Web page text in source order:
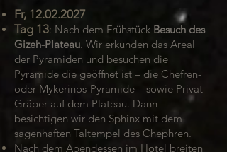
Fr, 12.02.2027
Tag 13: Nach dem Frühstück Besuch des
Gizeh-Plateau. Wir erkunden das Areal
der Pyramiden und besuchen die
Pyramide die geöffnet ist – die Chefren-
oder Mykerinos-Pyramide – sowie Privat-
Gräber auf dem Plateau. Dann
besichtigen wir den Sphinx mit dem
sagenhaften Taltempel des Chephren.
Nach dem Abendessen im Hotel breiten